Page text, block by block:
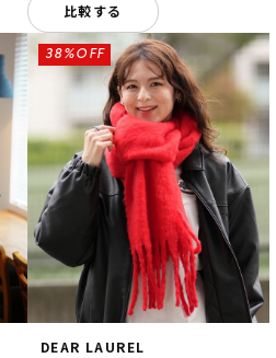
比較する
DEAR LAUREL
38%OFF